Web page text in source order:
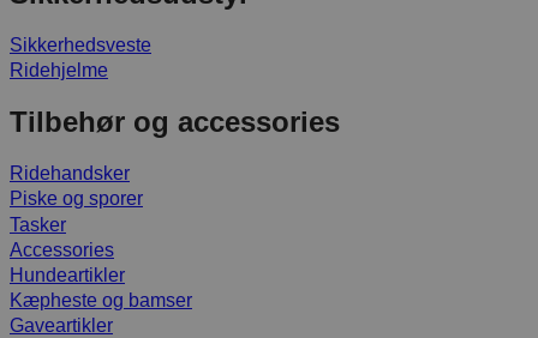
Sikkerhedsveste
Ridehjelme
Tilbehør og accessories
Ridehandsker
Piske og sporer
Tasker
Accessories
Hundeartikler
Kæpheste og bamser
Gaveartikler